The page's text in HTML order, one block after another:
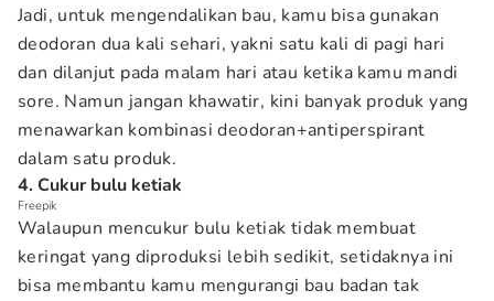
Jadi, untuk mengendalikan bau, kamu bisa gunakan
deodoran dua kali sehari, yakni satu kali di pagi hari
dan dilanjut pada malam hari atau ketika kamu mandi
sore. Namun jangan khawatir, kini banyak produk yang
menawarkan kombinasi deodoran+antiperspirant
dalam satu produk.
4. Cukur bulu ketiak
Freepik
Walaupun mencukur bulu ketiak tidak membuat
keringat yang diproduksi lebih sedikit, setidaknya ini
bisa membantu kamu mengurangi bau badan tak